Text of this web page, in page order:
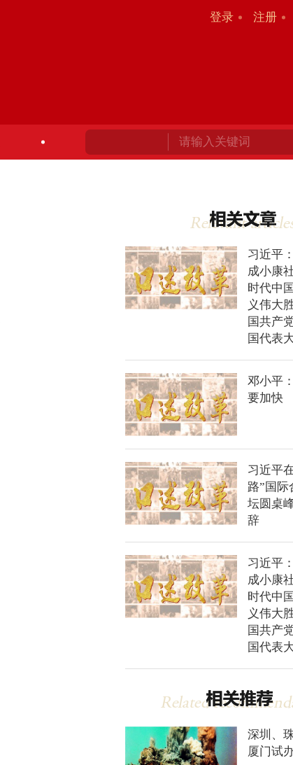
登录 注册
习近平
成小康
时代中
义伟大
国共产
国代表
邓小平
要加快
习近平
路”国际
坛圆桌
辞
习近平
成小康
时代中
义伟大
国共产
国代表
深圳、
厦门试